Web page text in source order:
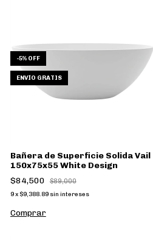
-5% OFF
ENVÍO GRATIS
Bañera de Superficie Solida Vail
150x75x55 White Design
$84,500
$89,000
9x $9,388.89 sin intereses
Comprar